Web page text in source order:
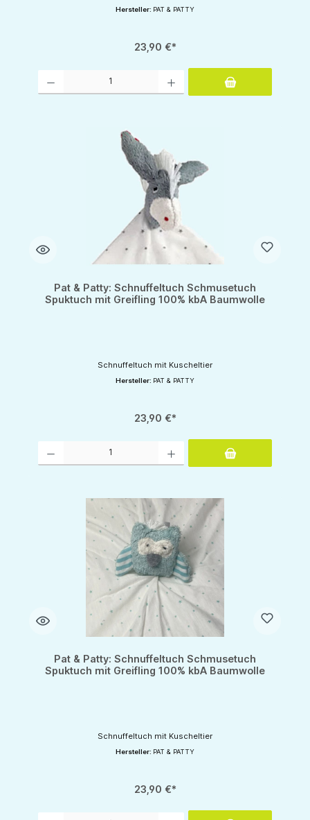
Hersteller: PAT & PATTY
23,90 €*
Pat & Patty: Schnuffeltuch Schmusetuch
Spuktuch mit Greifling 100% kbA Baumwolle
Schnuffeltuch mit Kuscheltier
Hersteller: PAT & PATTY
23,90 €*
Pat & Patty: Schnuffeltuch Schmusetuch
Spuktuch mit Greifling 100% kbA Baumwolle
Schnuffeltuch mit Kuscheltier
Hersteller: PAT & PATTY
23,90 €*